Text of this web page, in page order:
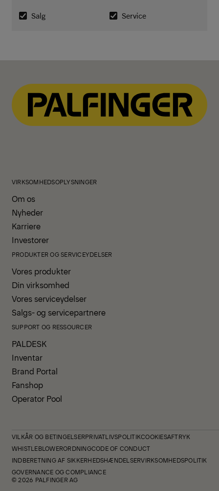
VIRKSOMHEDSOPLYSNINGER
Om os
Nyheder
Karriere
Investorer
PRODUKTER OG SERVICEYDELSER
Vores produkter
Din virksomhed
Vores serviceydelser
Salgs- og servicepartnere
SUPPORT OG RESSOURCER
PALDESK
Inventar
Brand Portal
Fanshop
Operator Pool
VILKÅR OG BETINGELSERPRIVATLIVSPOLITIKCOOKIESAFTRYK
WHISTLEBLOWERORDNINGCODE OF CONDUCT
INDBERETNING AF SIKKERHEDSHÆNDELSERVIRKSOMHEDSPOLITIK
GOVERNANCE OG COMPLIANCE
© 2026 PALFINGER AG